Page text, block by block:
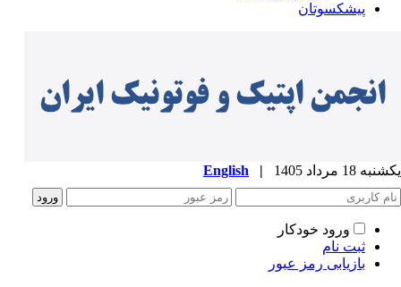
پیشکسوتان
18 مرداد 1405 |
English
ورود خودکار
ثبت نام
بازیابی رمز عبور